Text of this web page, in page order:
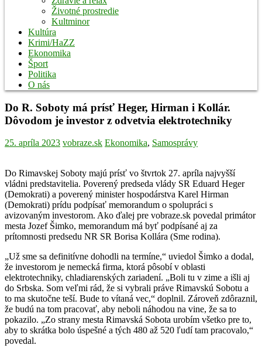
Životné prostredie
Kultminor
Kultúra
Krimi/HaZZ
Ekonomika
Šport
Politika
O nás
Do R. Soboty má prísť Heger, Hirman i Kollár.
Dôvodom je investor z odvetvia elektrotechniky
25. apríla 2023 vobraze.sk Ekonomika, Samosprávy
Do Rimavskej Soboty majú prísť vo štvrtok 27. apríla najvyšší
vládni predstavitelia. Poverený predseda vlády SR Eduard Heger
(Demokrati) a poverený minister hospodárstva Karel Hirman
(Demokrati) prídu podpísať memorandum o spolupráci s
avizovaným investorom. Ako ďalej pre vobraze.sk povedal primátor
mesta Jozef Šimko, memorandum má byť podpísané aj za
prítomnosti predsedu NR SR Borisa Kollára (Sme rodina).
„Už sme sa definitívne dohodli na termíne,“ uviedol Šimko a dodal,
že investorom je nemecká firma, ktorá pôsobí v oblasti
elektrotechniky, chladiarenských zariadení. „Boli tu v zime a išli aj
do Srbska. Som veľmi rád, že si vybrali práve Rimavskú Sobotu a
to ma skutočne teší. Bude to vítaná vec,“ doplnil. Zároveň zdôraznil,
že budú na tom pracovať, aby neboli náhodou na vine, že sa to
pokazilo. „Zo strany mesta Rimavská Sobota urobím všetko pre to,
aby to skrátka bolo úspešné a tých 480 až 520 ľudí tam pracovalo,“
povedal.